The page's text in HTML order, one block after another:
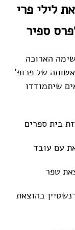
לילי פרי
ספיר
ברשימה הארוכה
של פרופ'
שיתמודדו
בית ספרים
עם עובד
טפר
בהוצאת